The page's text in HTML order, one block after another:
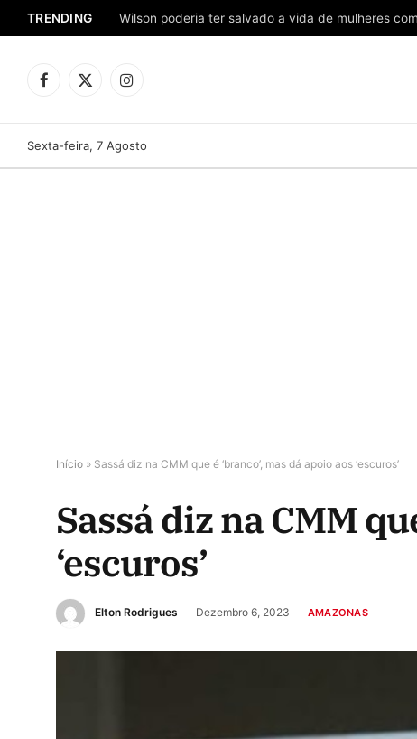
TRENDING
Facebook
X
Instagram
Sexta-feira, 7 Agosto
Início » Sassá diz na CMM que é ‘branco’, mas dá apoio aos ‘escuros’
Sassá diz na CMM
‘escuros’
Elton Rodrigues Dezembro 6, 2023 AMAZONAS